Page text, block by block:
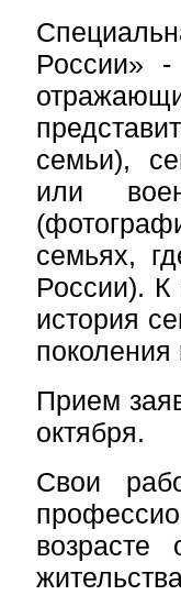
России»
семьи),
или
семьях,
России). К
история
поколения
Прием
октября.
Свои